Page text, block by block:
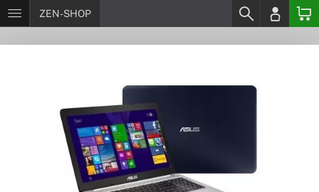
ZEN-SHOP